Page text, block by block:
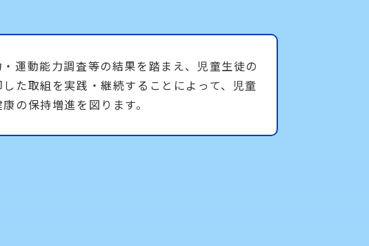
運動能力調査等の結果を踏まえ、児童生徒の
た取組を実践・継続することによって、児童
の保持増進を図ります。